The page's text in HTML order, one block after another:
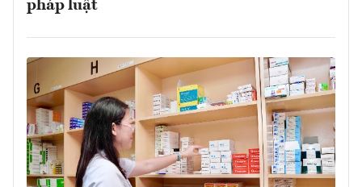
pháp luật